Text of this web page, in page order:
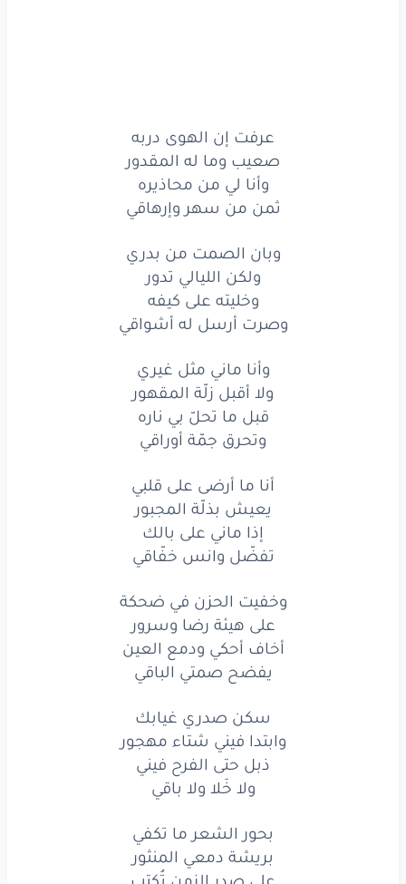
ولكن اللياليتدور
وخليتهعلىكيفه
وصرت أرسل لهأشواقي
وأنامانيمثلغيري
أقبلزلّة المقهور
ناره
وتحرق جمّةأوراقي
وأنامانيمثلغيري
قبلما تحلّبيناره
وتحرقجمّة أوراقي
ما أرضىعلىقلبي
يعيش بذلّة المجبور
ماني على
بالك
تفضّلوانسخفّاقي
وخفيتالحزن في ضحكة
هيئة رضاوسرور
أخافأحكيودمعالعين
عرفت إن الهوى دربه
صعيب وما له المقدور
وأنا لي من محاذيره
ثمن من سهر وإرهاقي
وبان الصمت من بدري
ولكن الليالي تدور
وخليته على كيفه
وصرت أرسل له أشواقي
وأنا ماني مثل غيري
ولا أقبل زلّة المقهور
قبل ما تحلّ بي ناره
وتحرق جمّة أوراقي
أنا ما أرضى على قلبي
يعيش بذلّة المجبور
إذا ماني على بالك
تفضّل وانس خفّاقي
وخفيت الحزن في ضحكة
على هيئة رضا وسرور
أخاف أحكي ودمع العين
يفضح صمتي الباقي
سكن صدري غيابك
وابتدا فيني شتاء مهجور
ذبل حتى الفرح فيني
ولا خَلا ولا باقي
بحور الشعر ما تكفي
بريشة دمعي المنثور
على صدر الزمن تُكتب